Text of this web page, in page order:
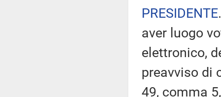
PRESIDENTE
aver luogo
elettronico,
preavviso di
49, comma